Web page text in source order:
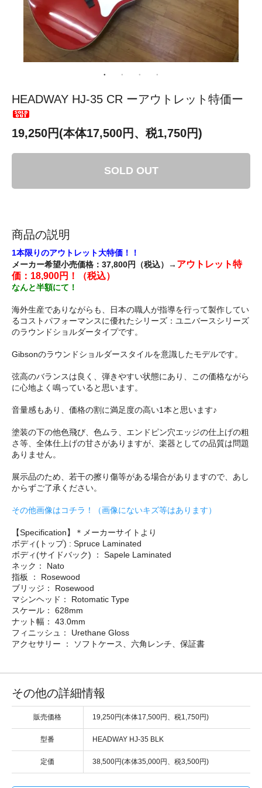
HEADWAY HJ-35 CR ーアウトレット特価ー
19,250円(本体17,500円、税1,750円)
SOLD OUT
商品の説明
1本限りのアウトレット大特価！！
メーカー希望小売価格：37,800円（税込）→ アウトレット特
価：18,900円！（税込）
なんと半額にて！
海外生産でありながらも、日本の職人が指導を行って製作してい
るコストパフォーマンスに優れたシリーズ：ユニバースシリーズ
のラウンドショルダータイプです。
Gibsonのラウンドショルダースタイルを意識したモデルです。
弦高のバランスは良く、弾きやすい状態にあり、この価格ながら
に心地よく鳴っていると思います。
音量感もあり、価格の割に満足度の高い1本と思います♪
塗装の下の他色飛び、色ムラ、エンドピン穴エッジの仕上げの粗
さ等、全体仕上げの甘さがありますが、楽器としての品質は問題
ありません。
展示品のため、若干の擦り傷等がある場合がありますので、あし
からずご了承ください。
その他画像はコチラ！（画像にないキズ等はあります）
【Specification】＊メーカーサイトより
ボディ(トップ) : Spruce Laminated
ボディ(サイドバック) ： Sapele Laminated
ネック： Nato
指板 ： Rosewood
ブリッジ： Rosewood
マシンヘッド： Rotomatic Type
スケール： 628mm
ナット幅： 43.0mm
フィニッシュ： Urethane Gloss
アクセサリー ： ソフトケース、六角レンチ、保証書
その他の詳細情報
販売価格 19,250円(本体17,500円、税1,750円)
型番 HEADWAY HJ-35 BLK
定価 38,500円(本体35,000円、税3,500円)